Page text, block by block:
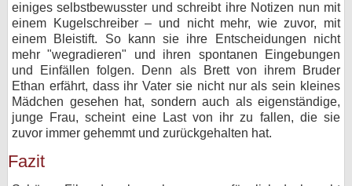
einiges selbstbewusster und schreibt ihre Notizen nun mit
einem Kugelschreiber – und nicht mehr, wie zuvor, mit
einem Bleistift. So kann sie ihre Entscheidungen nicht
mehr "wegradieren" und ihren spontanen Eingebungen
und Einfällen folgen. Denn als Brett von ihrem Bruder
Ethan erfährt, dass ihr Vater sie nicht nur als sein kleines
Mädchen gesehen hat, sondern auch als eigenständige,
junge Frau, scheint eine Last von ihr zu fallen, die sie
zuvor immer gehemmt und zurückgehalten hat.
Fazit